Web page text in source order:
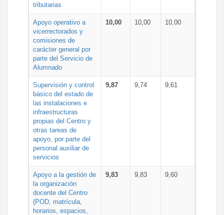
tributarias
Apoyo operativo a
vicerrectorados y
comisiones de
carácter general por
parte del Servicio de
Alumnado
10,00 10,00 10,00
Supervisión y control
básico del estado de
las instalaciones e
infraestructuras
propias del Centro y
otras tareas de
apoyo, por parte del
personal auxiliar de
servicios
9,87 9,74 9,61
Apoyo a la gestión de
la organización
docente del Centro
(POD, matrícula,
horarios, espacios,
9,83 9,83 9,60